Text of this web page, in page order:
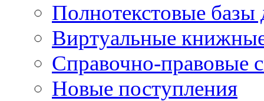
Полнотекстовые
Виртуальные
Справочно-правовые
Новые поступления